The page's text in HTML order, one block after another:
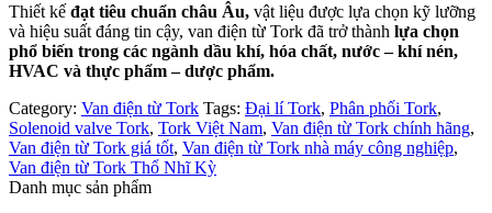
Thiết kế đạt tiêu chuẩn châu Âu, vật liệu được lựa chọn kỹ lưỡng
và hiệu suất đáng tin cậy, van điện từ Tork đã trở thành lựa chọn
phổ biến trong các ngành dầu khí, hóa chất, nước – khí nén,
HVAC và thực phẩm – dược phẩm.
Category: Van điện từ Tork Tags: Đại lí Tork, Phân phối Tork,
Solenoid valve Tork, Tork Việt Nam, Van điện từ Tork chính hãng,
Van điện từ Tork giá tốt, Van điện từ Tork nhà máy công nghiệp,
Van điện từ Tork Thổ Nhĩ Kỳ
Danh mục sản phẩm